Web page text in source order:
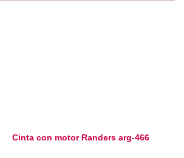
Cinta con motor Randers arg-466